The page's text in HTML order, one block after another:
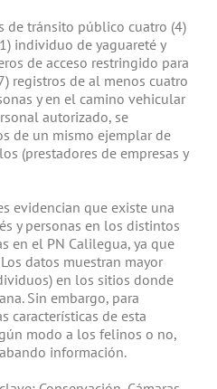
de tránsito público cuatro (4)
individuo de yaguareté y
de acceso restringido para
registros de al menos cuatro
y en el camino vehicular
autorizado, se
de un mismo ejemplar de
(prestadores de empresas y
evidencian que existe una
y personas en los distintos
en el PN Calilegua, ya que
datos muestran mayor
en los sitios donde
Sin embargo, para
características de esta
modo a los felinos o no,
información.